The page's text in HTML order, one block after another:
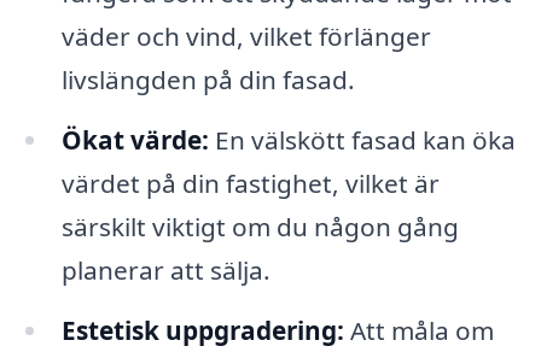
väder och vind, vilket förlänger
livslängden på din fasad.
Ökat värde: En välskött fasad kan öka
värdet på din fastighet, vilket är
särskilt viktigt om du någon gång
planerar att sälja.
Estetisk uppgradering: Att måla om